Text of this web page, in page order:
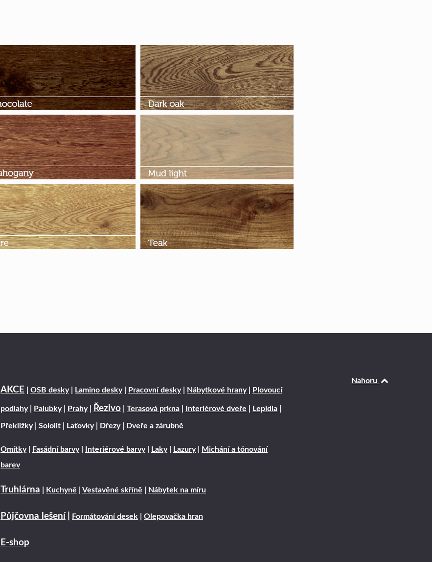
AKCE OSB desky| Lamino desky| Pracovní desky| Nábytkové hrany| Plovoucí
podlahy| Palubky| Prahy| Řezivo Terasová prkna Interiérové dveře Lepidla
Překližky| Sololit Laťovky| Dřezy| Dveře a zárubně
Omítky| Fasádní barvy| Interiérové barvy| Laky| Lazury|
Michání a tónování
barev
Truhlárna Kuchyně Vestavěné skříně Nábytek na míru
Půjčovna lešení Formátování desek Olepovačka hran
E-shop
Nahoru